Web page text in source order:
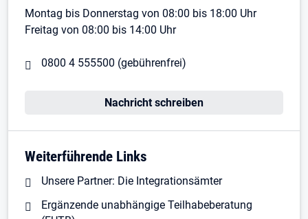
Montag bis Donnerstag von 08:00 bis 18:00 Uhr
Freitag von 08:00 bis 14:00 Uhr
0800 4 555500 (gebührenfrei)
Nachricht schreiben
Weiterführende Links
Unsere Partner: Die Integrationsämter
Ergänzende unabhängige Teilhabeberatung